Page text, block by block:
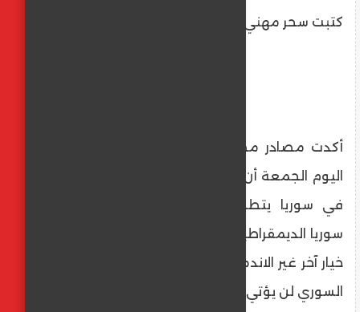
كتبت سحر مهني
​أكدت مصادر مطلعة في وزارة الدفاع التركية
اليوم الجمعة أن تحقيق الاستقرار والأمن الدائم
في سوريا يتطلب حلاً جذرياً لمسألة "قوات
سوريا الديمقراطية" (قسد)، مشددة على أن أي
خيار آخر غير الاندماج الكامل في صفوف الجيش
السوري لن يؤتي ثماره.